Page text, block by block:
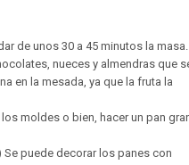
de unos 30 a 45 minutos la masa.
nueces y almendras que
en la mesada, ya que la fruta la
moldes o bien, hacer un pan
puede decorar los panes con